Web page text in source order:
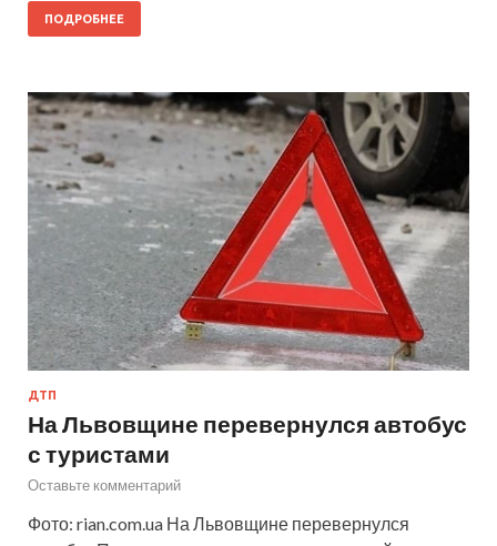
ПОДРОБНЕЕ
ДТП
На Львовщине перевернулся автобус
с туристами
Оставьте комментарий
Фото: rian.com.ua На Львовщине перевернулся